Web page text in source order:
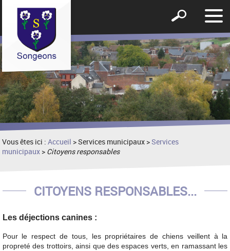
le
Afficher
formulaire
de
recherche
Vous êtes ici :Accueil > Services municipaux >Services
municipaux > Citoyens responsables
CITOYENS RESPONSABLES...
Les déjections canines :
Pour le respect de tous, les propriétaires de chiens veillent à la
propreté des trottoirs, ainsi que des espaces verts, en ramassant les